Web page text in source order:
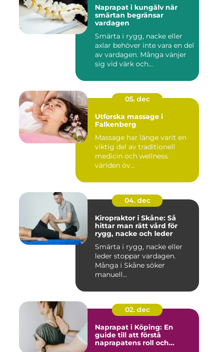
Naprapat i kungälv när
smärtan begränsar
vardagen
Smärta i rygg, nacke eller
axlar behöver inte vara en del
av vardagen. Många vänjer
sig vid värk och...
05. dec
Utforska massage i
Falkenberg
Massage har länge varit en
viktig del av traditionell
medicin och wellness
världen öv...
04. dec
Kiropraktor i Skåne: Så
hittar man rätt vård för
rygg, nacke och leder
Smärta i rygg, nacke eller
leder stoppar vardagen.
Många i Skåne söker
manuell...
02. dec
Naprapat i Köping: En
guide till att förstå
naprapatens roll och